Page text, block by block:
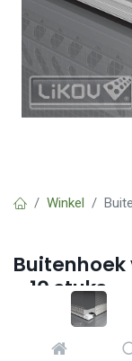
Winkel
Buitenhoek
- 10 stuks
(0
Buitenhoek